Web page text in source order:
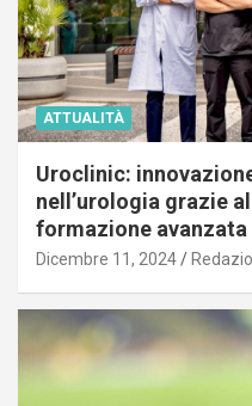
ATTUALITÀ
Uroclinic:
nell’urologia grazie
formazione avanzata
Dicembre 11, 2024